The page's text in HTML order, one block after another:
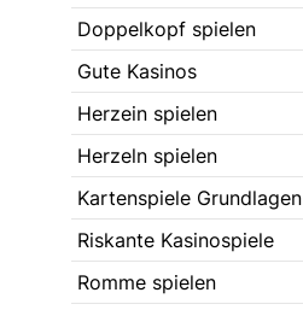
Doppelkopf spielen
Gute Kasinos
Herzein spielen
Herzeln spielen
Kartenspiele Grundlagen
Riskante Kasinospiele
Romme spielen